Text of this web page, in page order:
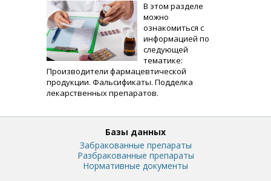
В этом разделе
можно
ознакомиться с
информацией по
следующей
тематике:
Производители фармацевтической
продукции. Фальсификаты. Подделка
лекарственных препаратов.
Базы данных
Забракованные препараты
Разбракованные препараты
Нормативные документы